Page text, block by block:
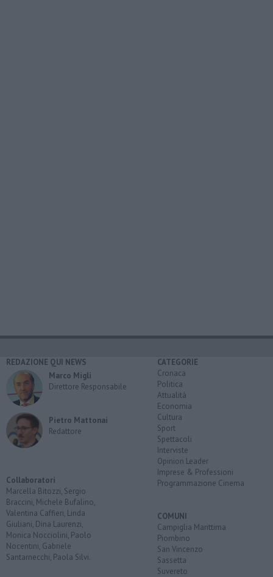
REDAZIONE QUI NEWS
Marco Migli
Direttore Responsabile
Pietro Mattonai
Redattore
Collaboratori
Marcella Bitozzi, Sergio
Braccini, Michele Bufalino,
Valentina Caffieri, Linda
Giuliani, Dina Laurenzi,
Monica Nocciolini, Paolo
Nocentini, Gabriele
Santarnecchi, Paola Silvi.
CATEGORIE
Cronaca
Politica
Attualità
Economia
Cultura
Sport
Spettacoli
Interviste
Opinion Leader
Imprese & Professioni
Programmazione Cinema
COMUNI
Campiglia Marittima
Piombino
San Vincenzo
Sassetta
Suvereto